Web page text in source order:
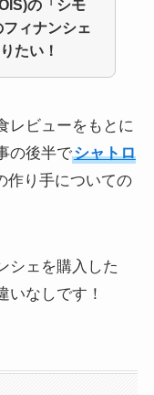
の「シモ
フィナンシェ
たい！
レビューをもとに
の後半でシャトロ
作り手についての
シェを購入した
いなしです！